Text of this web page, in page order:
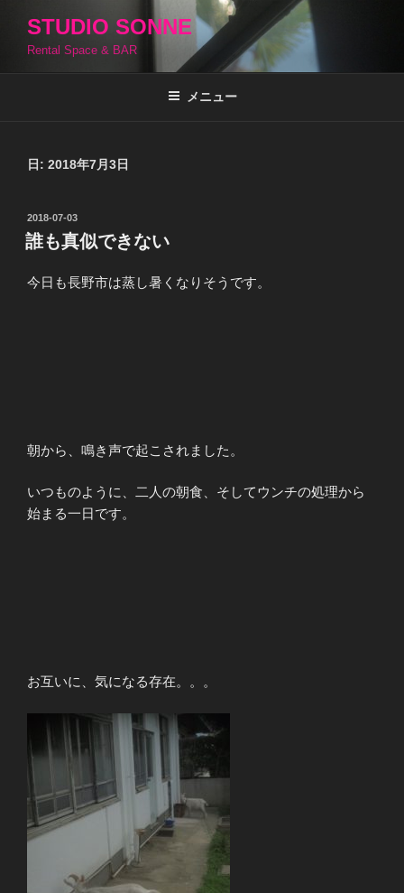
ン
STUDIO SONNE
Rental Space & BAR
メニュー
日: 2018年7月3日
投
稿
日:
2018-07-03
誰も真似できない
今日も長野市は蒸し暑くなりそうです。
朝から、鳴き声で起こされました。
いつものように、二人の朝食、そしてウンチの処理から
始まる一日です。
お互いに、気になる存在。。。